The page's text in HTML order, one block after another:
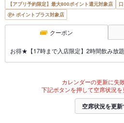
【アプリ予約限定】最大800ポイント還元対象店
ポイントプラス対象店
クーポン
お得★【17時まで入店限定】2時間飲み放
カレンダーの更新に失
下記ボタンを押して空席状況を
空席状況を更新